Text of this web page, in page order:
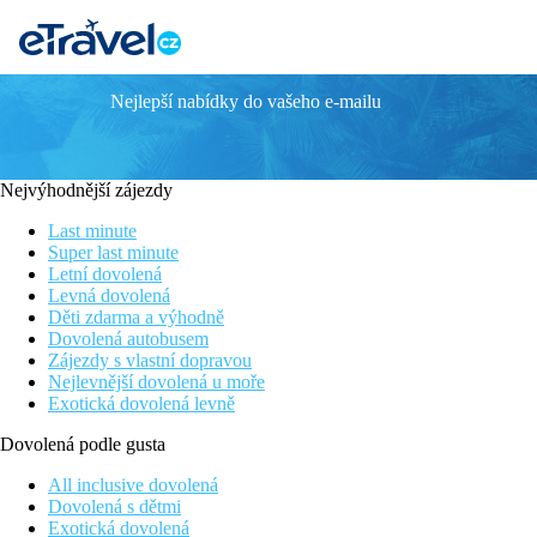
El Mouradi Hammamet
Hotel v typickém arabském stylu hotelové sítě El Mouradi
V centru Hammamet-Yasmine
Prostorný bazén
Vhodný pro všechny věkové kategorie
Poloha
Hotel postavený v klasické architektuře v centru turistické
Vybavení
Recepce, směnárna, restaurace, bar a maurská kavárna, à la
Pokoje
Dvoulůžkový pokoj:koupelna/WC, centrálně řízená
Nejlepší nabídky do vašeho e-mailu
Nejvýhodnější zájezdy
Last minute
Super last minute
Letní dovolená
Levná dovolená
Děti zdarma a výhodně
Dovolená autobusem
Zájezdy s vlastní dopravou
Nejlevnější dovolená u moře
Exotická dovolená levně
Dovolená podle gusta
All inclusive dovolená
Dovolená s dětmi
Exotická dovolená